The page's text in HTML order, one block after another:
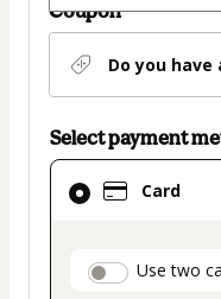
Coupon
Do you have
Select payment
Card
Use two
Card
selected
method